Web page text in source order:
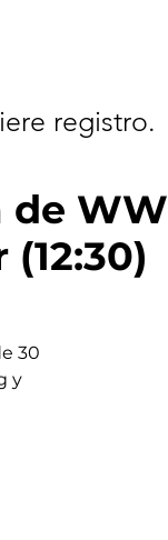
de WW
30
y
registro.